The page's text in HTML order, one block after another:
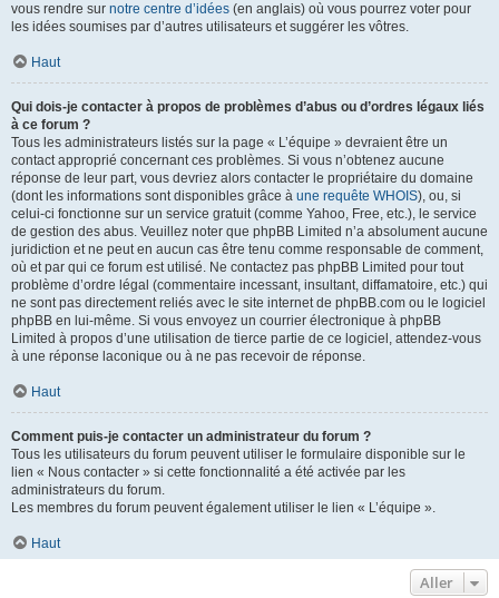
vous rendre sur notre centre d’idées (en anglais) où vous pourrez voter pour
les idées soumises par d’autres utilisateurs et suggérer les vôtres.
Haut
Qui dois-je contacter à propos de problèmes d’abus ou d’ordres légaux liés
à ce forum ?
Tous les administrateurs listés sur la page « L’équipe » devraient être un
contact approprié concernant ces problèmes. Si vous n’obtenez aucune
réponse de leur part, vous devriez alors contacter le propriétaire du domaine
(dont les informations sont disponibles grâce à une requête WHOIS), ou, si
celui-ci fonctionne sur un service gratuit (comme Yahoo, Free, etc.), le service
de gestion des abus. Veuillez noter que phpBB Limited n’a absolument aucune
juridiction et ne peut en aucun cas être tenu comme responsable de comment,
où et par qui ce forum est utilisé. Ne contactez pas phpBB Limited pour tout
problème d’ordre légal (commentaire incessant, insultant, diffamatoire, etc.) qui
ne sont pas directement reliés avec le site internet de phpBB.com ou le logiciel
phpBB en lui-même. Si vous envoyez un courrier électronique à phpBB
Limited à propos d’une utilisation de tierce partie de ce logiciel, attendez-vous
à une réponse laconique ou à ne pas recevoir de réponse.
Haut
Comment puis-je contacter un administrateur du forum ?
Tous les utilisateurs du forum peuvent utiliser le formulaire disponible sur le
lien « Nous contacter » si cette fonctionnalité a été activée par les
administrateurs du forum.
Les membres du forum peuvent également utiliser le lien « L’équipe ».
Haut
Aller